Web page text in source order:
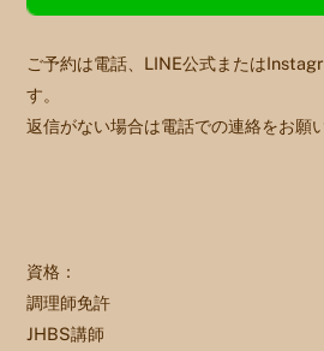
ご予約は電話、LINE公式または
す。
返信がない場合は電話での連絡をお願
資格：
調理師免許
JHBS講師